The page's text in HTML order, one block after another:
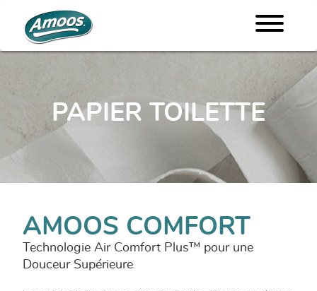
PAPIER TOILETTE
AMOOS COMFORT
Technologie Air Comfort Plus™ pour une
Douceur Supérieure